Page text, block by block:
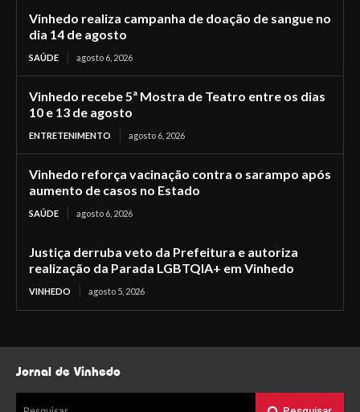
Vinhedo realiza campanha de doação de sangue no
dia 14 de agosto
SAÚDE agosto 6, 2026
Vinhedo recebe 5ª Mostra de Teatro entre os dias
10 e 13 de agosto
ENTRETENIMENTO agosto 6, 2026
Vinhedo reforça vacinação contra o sarampo após
aumento de casos no Estado
SAÚDE agosto 6, 2026
Justiça derruba veto da Prefeitura e autoriza
realização da Parada LGBTQIA+ em Vinhedo
VINHEDO agosto 5, 2026
Jornal de Vinhedo